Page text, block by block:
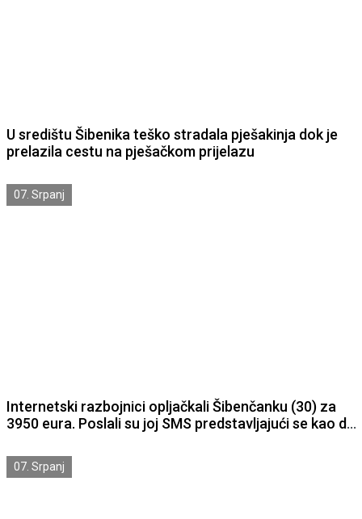
U središtu Šibenika teško stradala pješakinja dok je
prelazila cestu na pješačkom prijelazu
07. Srpanj
Internetski razbojnici opljačkali Šibenčanku (30) za
3950 eura. Poslali su joj SMS predstavljajući se kao da
07. Srpanj